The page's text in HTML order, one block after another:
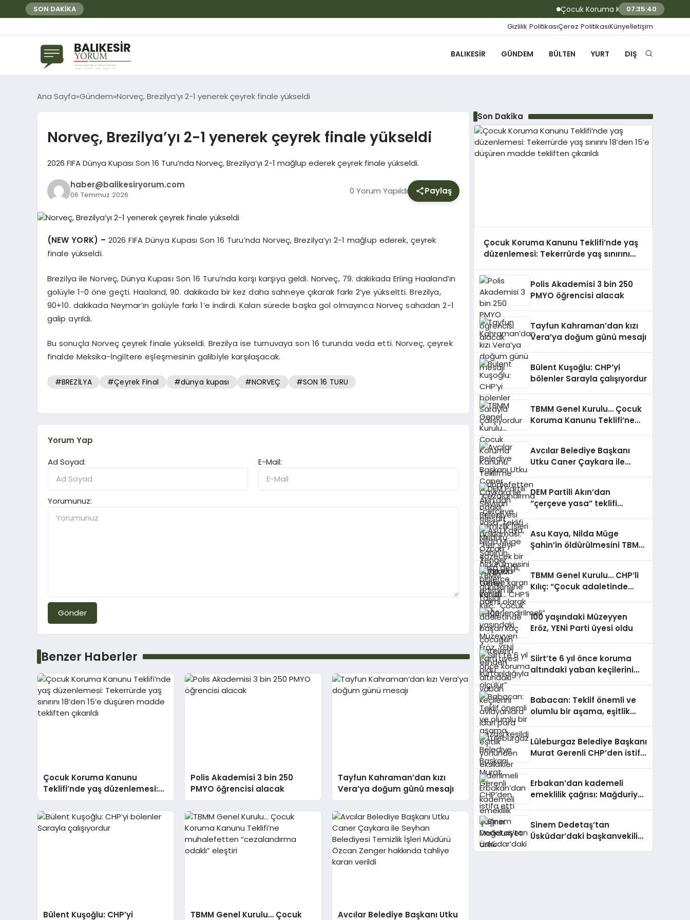
SON DAKİKA Çocuk Koruma Kanunu Teklifi’nde yaş
07:35:40
Gizlilik PolitikasıÇerez PolitikasıKünyeİletişim
BALIKESIR GÜNDEM BÜLTEN YURT DIŞ
Ana Sayfa Gündem Norveç, Brezilya’yı 2-1 yenerek çeyrek finale yükseldi
Norveç, Brezilya’yı 2-1 yenerek çeyrek finale yükseldi
2026 FIFA Dünya Kupası Son 16 Turu’nda Norveç, Brezilya’yı 2-1 mağlup ederek çeyrek finale yükseldi.
haber@balikesiryorum.com
06 Temmuz 2026 0 Yorum Yapıldı Paylaş
(NEW YORK) – 2026 FIFA Dünya Kupası Son 16 Turu’nda Norveç, Brezilya’yı 2-1 mağlup ederek, çeyrek
finale yükseldi.
Brezilya ile Norveç, Dünya Kupası Son 16 Turu’nda karşı karşıya geldi. Norveç, 79. dakikada Erling Haaland’ın
golüyle 1-0 öne geçti. Haaland, 90. dakikada bir kez daha sahneye çıkarak farkı 2’ye yükseltti. Brezilya,
90+10. dakikada Neymar’ın golüyle farkı 1’e indirdi. Kalan sürede başka gol olmayınca Norveç sahadan 2-1
galip ayrıldı.
Bu sonuçla Norveç çeyrek finale yükseldi. Brezilya ise turnuvaya son 16 turunda veda etti. Norveç, çeyrek
finalde Meksika-İngiltere eşleşmesinin galibiyle karşılaşacak.
#BREZİLYA #Çeyrek Final #dünya kupası #NORVEÇ #SON 16 TURU
Yorum Yap
Ad Soyad:
E-Mail:
Yorumunuz:
Gönder
Benzer Haberler
Çocuk Koruma Kanunu
Teklifi’nde yaş düzenlemesi:
Tekerrürde yaş sınırını 18’den
15’e düşüren madde tekliften
çıkarıldı
Polis Akademisi 3 bin 250
PMYO öğrencisi alacak
Tayfun Kahraman’dan kızı
Vera’ya doğum günü mesajı
Bülent Kuşoğlu: CHP’yi TBMM Genel Kurulu… Çocuk Avcılar Belediye Başkanı Utku
Son Dakika
Çocuk Koruma Kanunu Teklifi’nde yaş
düzenlemesi: Tekerrürde yaş sınırını
çıkarıldı
Polis Akademisi 3 bin 250
PMYO öğrencisi alacak
Tayfun Kahraman’dan kızı
Vera’ya doğum günü mesajı
Bülent Kuşoğlu: CHP’yi
bölenler Sarayla çalışıyordur
TBMM Genel Kurulu… Çocuk
Koruma Kanunu Teklifi’ne
eleştiri
Avcılar Belediye Başkanı
Utku Caner Çaykara ile
İşleri Müdürü Özcan Zenger
hakkında tahliye kararı
verildi
DEM Partili Akın’dan
“çerçeve yasa” teklifi
binlerce adımın ilk adımı
olarak değerlendirilmeli”
Asu Kaya, Nilda Müge
Şahin’in öldürülmesini TBMM
TBMM Genel Kurulu… CHP’li
Kılıç: “Çocuk adaletinde
çetelerin elinden
kurtarıldığıyla ölçülür”
100 yaşındaki Müzeyyen
Eröz, YENİ Parti üyesi oldu
Siirt’te 6 yıl önce koruma
altındaki yaban keçilerini
Babacan: Teklif önemli ve
olumlu bir aşama, eşitlik
Lüleburgaz Belediye Başkanı
Murat Gerenli CHP’den istifa
Erbakan’dan kademeli
emeklilik çağrısı: Mağduriyet
Sinem Dedetaş’tan
Üsküdar’daki başkanvekili